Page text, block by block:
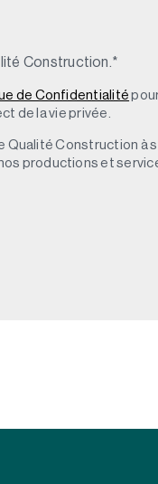
Construction. *
de Confidentialité
de la vie privée.
Qualité Construction
productions et